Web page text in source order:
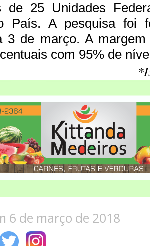
de 25 Unidades
País. A pesquisa foi
3 de março. A
com 95% de
6 de março de 2018